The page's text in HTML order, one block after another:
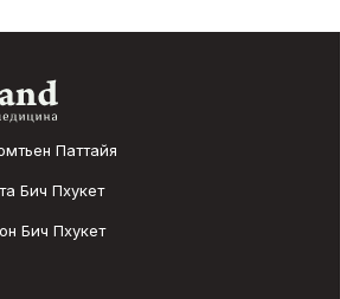
Паттайя
Бич Пхукет
Бич Пхукет